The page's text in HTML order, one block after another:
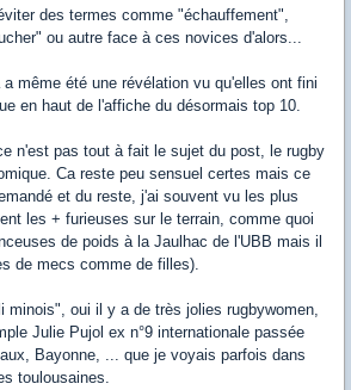
des termes comme "échauffement",
ou autre face à ces novices d'alors...
même été une révélation vu qu'elles ont fini
en haut de l'affiche du désormais top 10.
n'est pas tout à fait le sujet du post, le rugby
Ca reste peu sensuel certes mais ce
et du reste, j'ai souvent vu les plus
les + furieuses sur le terrain, comme quoi
de poids à la Jaulhac de l'UBB mais il
de mecs comme de filles).
minois", oui il y a de très jolies rugbywomen,
Julie Pujol ex n°9 internationale passée
Bayonne, ... que je voyais parfois dans
toulousaines.